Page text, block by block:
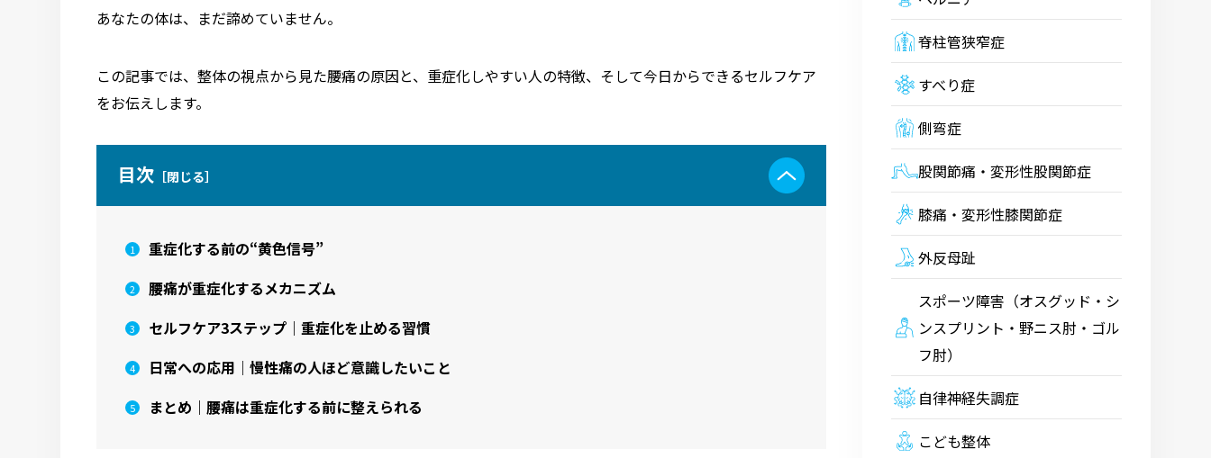
あなたの体は、まだ諦めていません。
この記事では、整体の視点から見た腰痛の原因と、重症化しやすい人の特徴、そして今日からできるセルフケア
をお伝えします。
⽬次
重症化する前の“黄色信号”
腰痛が重症化するメカニズム
セルフケア3ステップ｜重症化を止める習慣
日常への応用｜慢性痛の人ほど意識したいこと
まとめ｜腰痛は重症化する前に整えられる
脊柱管狭窄症
すべり症
側弯症
股関節痛・変形性股関節症
膝痛・変形性膝関節症
外反母趾
スポーツ障害（オスグッド・シ
ンスプリント・野ニス肘・ゴル
フ肘）
自律神経失調症
こども整体